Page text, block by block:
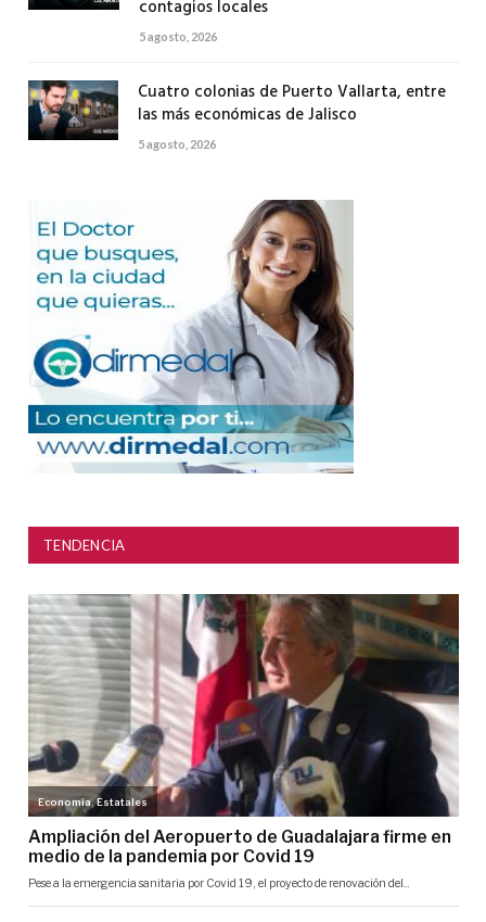
contagios locales
5 agosto, 2026
Cuatro colonias de Puerto Vallarta, entre
las más económicas de Jalisco
5 agosto, 2026
TENDENCIA